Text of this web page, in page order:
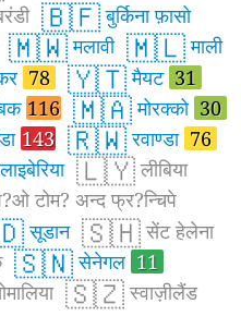
🇧🇫बुर्किना फ़ासो
🇲🇼मलावी 🇲🇱माली
78 🇾🇹मैयट 31
116 🇲🇦मोरक्को 30
143 🇷🇼रवाण्डा 76
लाइबेरिया 🇱🇾 लीबिया
टोम? अन्द फ्र?न्चिपे
सूडान 🇸🇭 सेंट हेलेना
🇸🇳सेनेगल 11
🇸🇿 स्वाज़ीलैंड